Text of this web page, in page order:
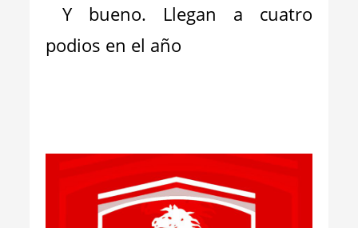
Y bueno. Llegan a cuatro
podios en el año